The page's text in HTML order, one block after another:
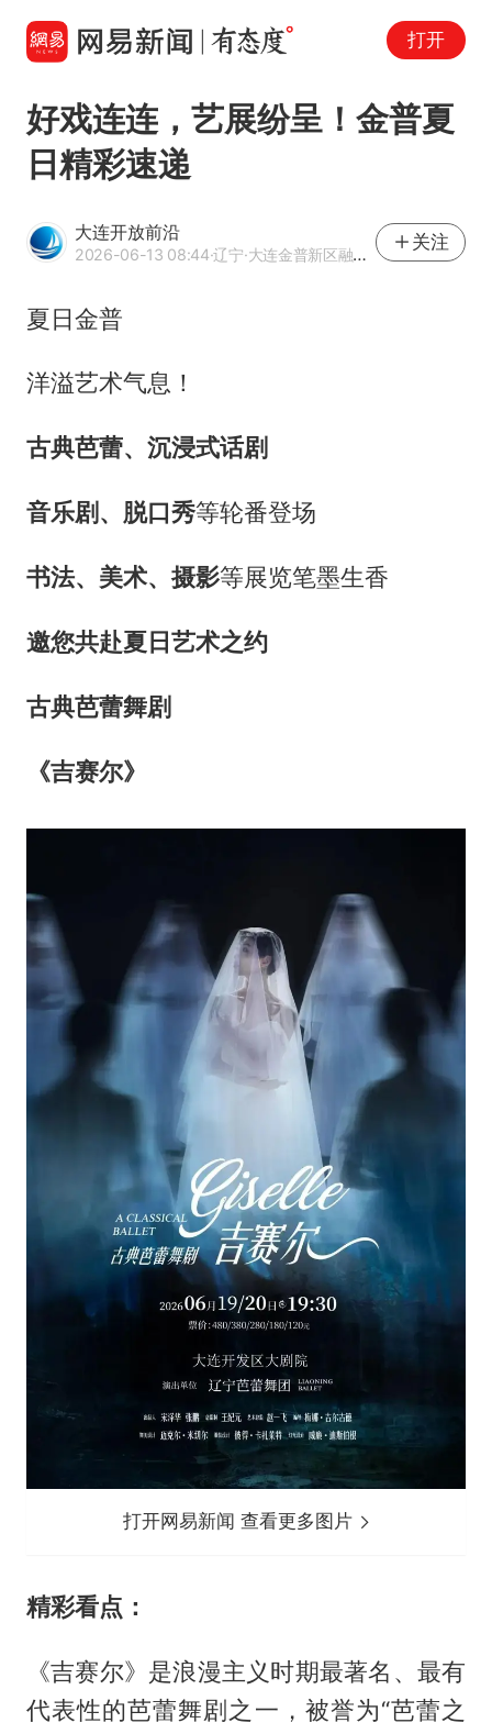
打开
好戏连连，艺展纷呈！金普夏
日精彩速递
大连开放前沿
2026-06-13 08:44·辽宁·大连金普新区融媒体中心官方网易号
关注
夏日金普
洋溢艺术气息！
古典芭蕾、沉浸式话剧
音乐剧、脱口秀等轮番登场
书法、美术、摄影等展览笔墨生香
邀您共赴夏日艺术之约
古典芭蕾舞剧
《吉赛尔》
打开网易新闻 查看更多图片
精彩看点：
《吉赛尔》是浪漫主义时期最著名、最有
代表性的芭蕾舞剧之一，被誉为“芭蕾之